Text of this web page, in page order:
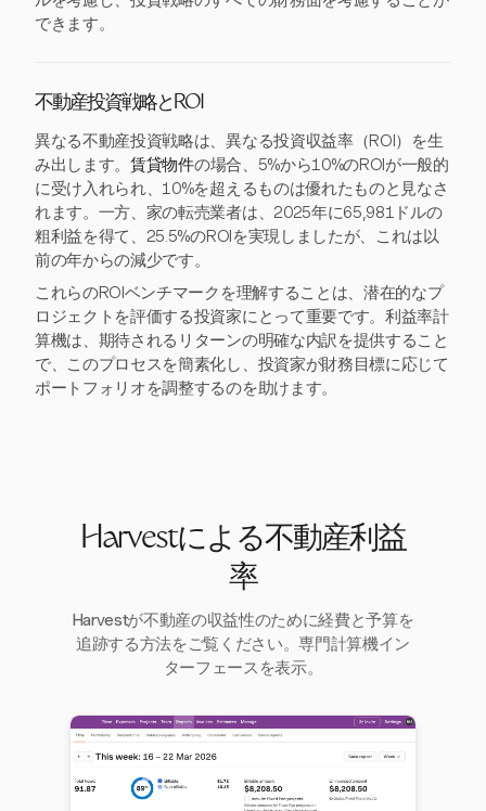
できます。
不動産投資戦略とROI
異なる不動産投資戦略は、異なる投資収益率（ROI）を生
み出します。賃貸物件の場合、5%から10%のROIが一般的
に受け入れられ、10%を超えるものは優れたものと見なさ
れます。一方、家の転売業者は、2025年に65,981ドルの
粗利益を得て、25.5%のROIを実現しましたが、これは以
前の年からの減少です。
これらのROIベンチマークを理解することは、潜在的なプ
ロジェクトを評価する投資家にとって重要です。利益率計
算機は、期待されるリターンの明確な内訳を提供すること
で、このプロセスを簡素化し、投資家が財務目標に応じて
ポートフォリオを調整するのを助けます。
Harvestによる不動産利益
率
Harvestが不動産の収益性のために経費と予算を
追跡する方法をご覧ください。専門計算機イン
ターフェースを表示。